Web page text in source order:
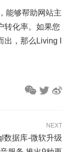
能够帮助网站主
转化率。如果您
，那么Living I
NEXT
数据库-微软升级